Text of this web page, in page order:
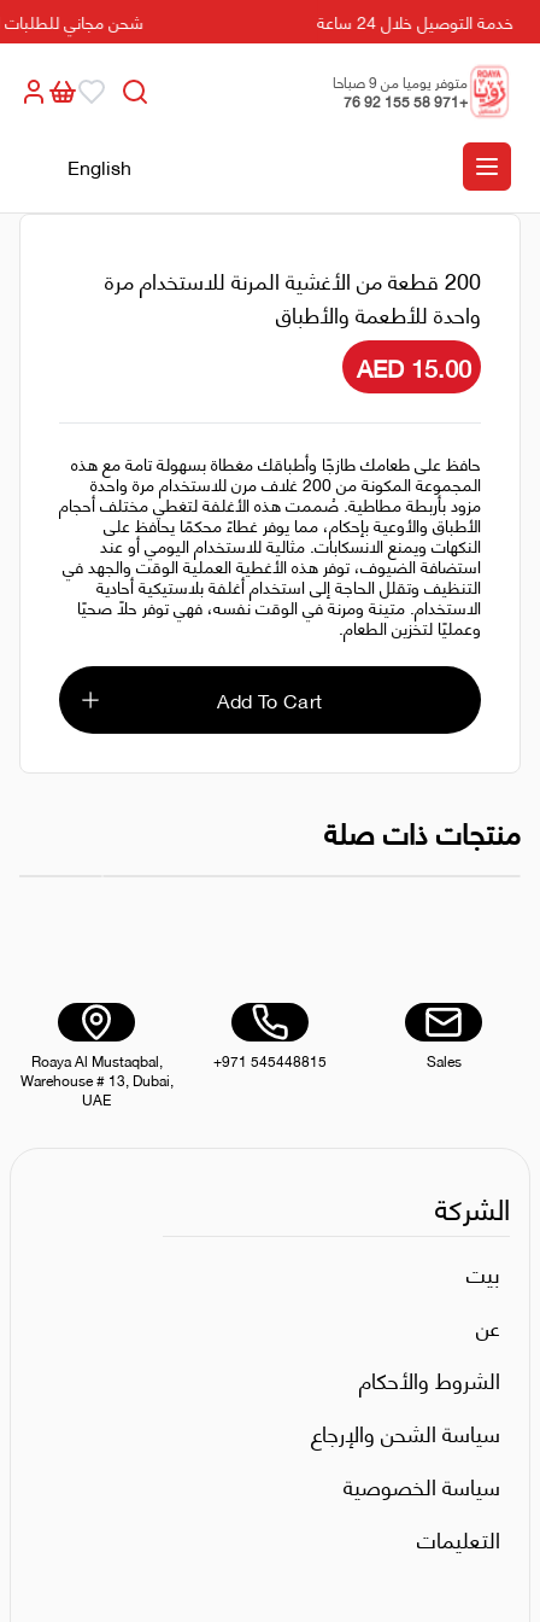
خدمة التوصيل خلال 24 ساعة شحن مجاني للطلبات التي
متوفر يوميا من 9 صباحا
الى 5 مسائا
+971 58 155 92 76
English
200 قطعة من الأغشية المرنة للاستخدام مرة
واحدة للأطعمة والأطباق
AED 15.00
حافظ على طعامك طازجًا وأطباقك مغطاة بسهولة تامة مع هذه
المجموعة المكونة من 200 غلاف مرن للاستخدام مرة واحدة
مزود بأربطة مطاطية. صُممت هذه الأغلفة لتغطي مختلف أحجام
الأطباق والأوعية بإحكام، مما يوفر غطاءً محكمًا يحافظ على
النكهات ويمنع الانسكابات. مثالية للاستخدام اليومي أو عند
استضافة الضيوف، توفر هذه الأغطية العملية الوقت والجهد في
التنظيف وتقلل الحاجة إلى استخدام أغلفة بلاستيكية أحادية
الاستخدام. متينة ومرنة في الوقت نفسه، فهي توفر حلاً صحيًا
وعمليًا لتخزين الطعام.
Add To Cart
منتجات ذات صلة
غلاف بلاستيكي فاخر 30 سم 1 كجم
Sales
+971 545448815
Roaya Al Mustaqbal,
Warehouse # 13, Dubai,
UAE
الشركة
بيت
عن
الشروط والأحكام
سياسة الشحن والإرجاع
سياسة الخصوصية
التعليمات